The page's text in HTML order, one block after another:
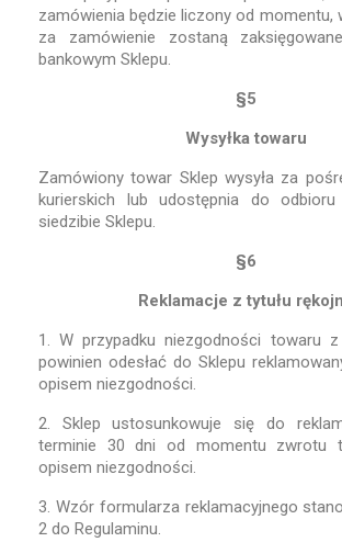
zamówienia będzie liczony od momentu,
za zamówienie zostaną
bankowym Sklepu.
§5
Wysyłka towaru
Zamówiony towar Sklep wysyła za
kurierskich lub udostępnia do
siedzibie Sklepu.
§6
Reklamacje z tytułu
1. W przypadku niezgodności towaru
powinien odesłać do Sklepu
opisem niezgodności.
2. Sklep ustosunkowuje się do
terminie 30 dni od momentu zwrotu
opisem niezgodności.
3. Wzór formularza reklamacyjnego
2 do Regulaminu.